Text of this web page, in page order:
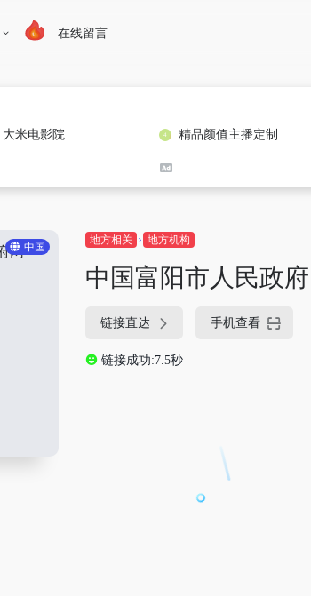
在线留言
大米电影院 精品颜值主播定制
中国
地方相关 地方机构
中国富阳市人民政
链接直达 手机查看
链接成功:7.5秒